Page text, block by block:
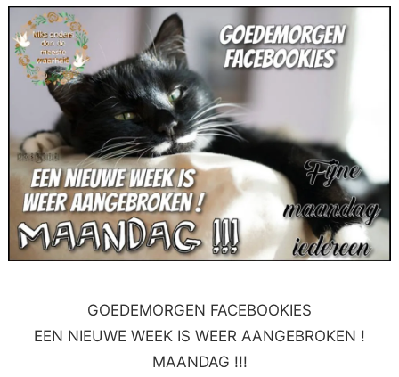
GOEDEMORGEN FACEBOOKIES
EEN NIEUWE WEEK IS WEER AANGEBROKEN !
MAANDAG !!!